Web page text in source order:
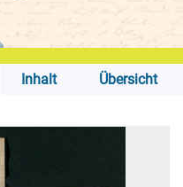
Inhalt
Übersicht